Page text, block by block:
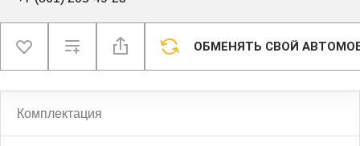
ОБМЕНЯТЬ СВОЙ
Комплектация